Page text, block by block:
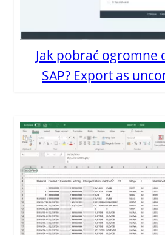
Jak pobrać ogromne
SAP? Export as